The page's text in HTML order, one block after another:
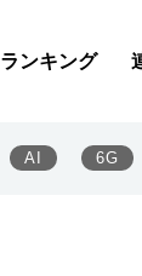
ランキング
AI 6G